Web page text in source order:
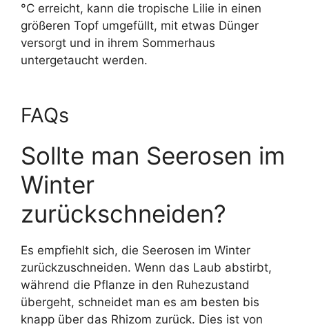
°C erreicht, kann die tropische Lilie in einen
größeren Topf umgefüllt, mit etwas Dünger
versorgt und in ihrem Sommerhaus
untergetaucht werden.
FAQs
Sollte man Seerosen im
Winter
zurückschneiden?
Es empfiehlt sich, die Seerosen im Winter
zurückzuschneiden. Wenn das Laub abstirbt,
während die Pflanze in den Ruhezustand
übergeht, schneidet man es am besten bis
knapp über das Rhizom zurück. Dies ist von